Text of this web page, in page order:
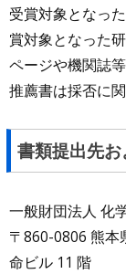
受賞対象となっ
賞対象となった
ページや機関誌等
推薦書は採否に
書類提出先
一般財団法人 化
〒860-0806 熊本
命ビル 11 階